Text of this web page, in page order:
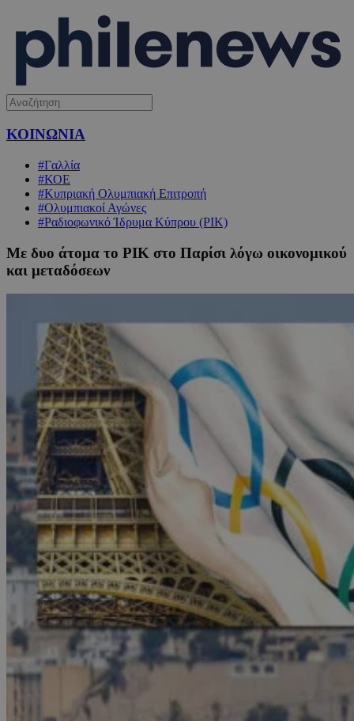
ΚΟΙΝΩΝΙΑ
#Γαλλία
#ΚΟΕ
#Κυπριακή Ολυμπιακή Επιτροπή
#Ολυμπιακοί Αγώνες
#Ραδιοφωνικό Ίδρυμα Κύπρου (ΡΙΚ)
Με δυο άτομα το ΡΙΚ στο Παρίσι λόγω οικονομικού
και μεταδόσεων